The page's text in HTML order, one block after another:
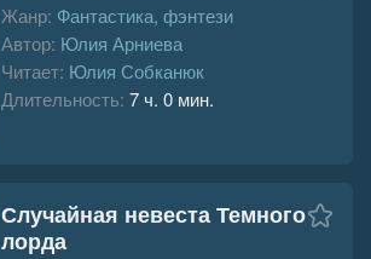
Жанр: Фантастика, фэнтези
Автор: Юлия Арниева
Читает: Юлия Собканюк
Длительность: 7 ч. 0 мин.
Случайная невеста Темного
лорда